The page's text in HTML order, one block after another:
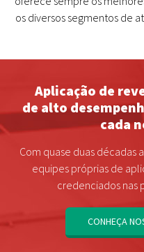
os diversos segmentos de
Aplicação de
de alto
cada
Com quase duas décadas
equipes próprias de
credenciados nas
CONHEÇA